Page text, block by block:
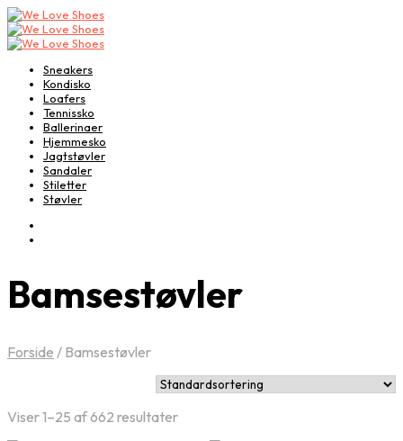
Sneakers
Kondisko
Loafers
Tennissko
Ballerinaer
Hjemmesko
Jagtstøvler
Sandaler
Stiletter
Støvler
Bamsestøvler
Forside / Bamsestøvler
Viser 1–25 af 662 resultater